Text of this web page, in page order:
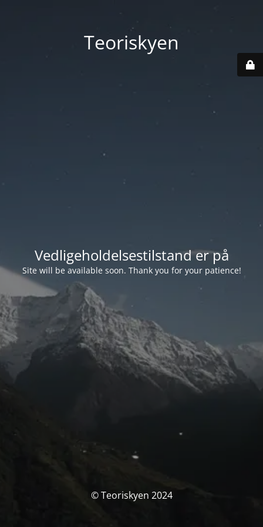
Teoriskyen
Vedligeholdelsestilstand er på
Site will be available soon. Thank you for your patience!
© Teoriskyen 2024